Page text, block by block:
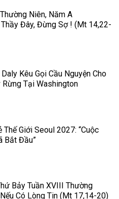
Niên, Năm A
Đây, Đừng Sợ ! (Mt 14,22-
Kêu Gọi Cầu Nguyện Cho
Rừng Tại Washington
Giới Seoul 2027: “Cuộc
Bắt Đầu”
Bảy Tuần XVIII Thường
Có Lòng Tin (Mt 17,14-20)